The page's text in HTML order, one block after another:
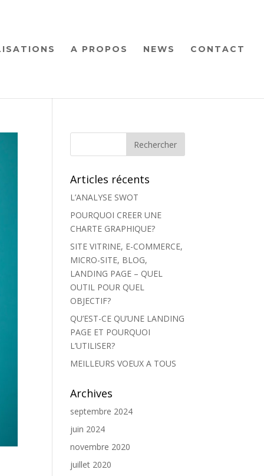
A PROPOS NEWS CONTACT
Articles récents
L’ANALYSE SWOT
POURQUOI CREER UNE
CHARTE GRAPHIQUE?
SITE VITRINE, E-COMMERCE,
MICRO-SITE, BLOG,
LANDING PAGE – QUEL
OUTIL POUR QUEL
OBJECTIF?
QU’EST-CE QU’UNE LANDING
PAGE ET POURQUOI
L’UTILISER?
MEILLEURS VOEUX A TOUS
Archives
septembre 2024
juin 2024
novembre 2020
juillet 2020